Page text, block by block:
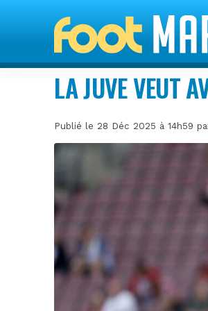
LA JUVE VEUT
Publié le 28 Déc 2025 à 14h59